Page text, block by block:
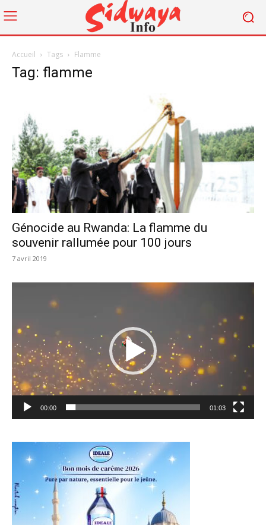
Accueil Tags Flamme
Tag: flamme
Génocide au Rwanda: La flamme du
souvenir rallumée pour 100 jours
7 avril 2019
00:00 01:03